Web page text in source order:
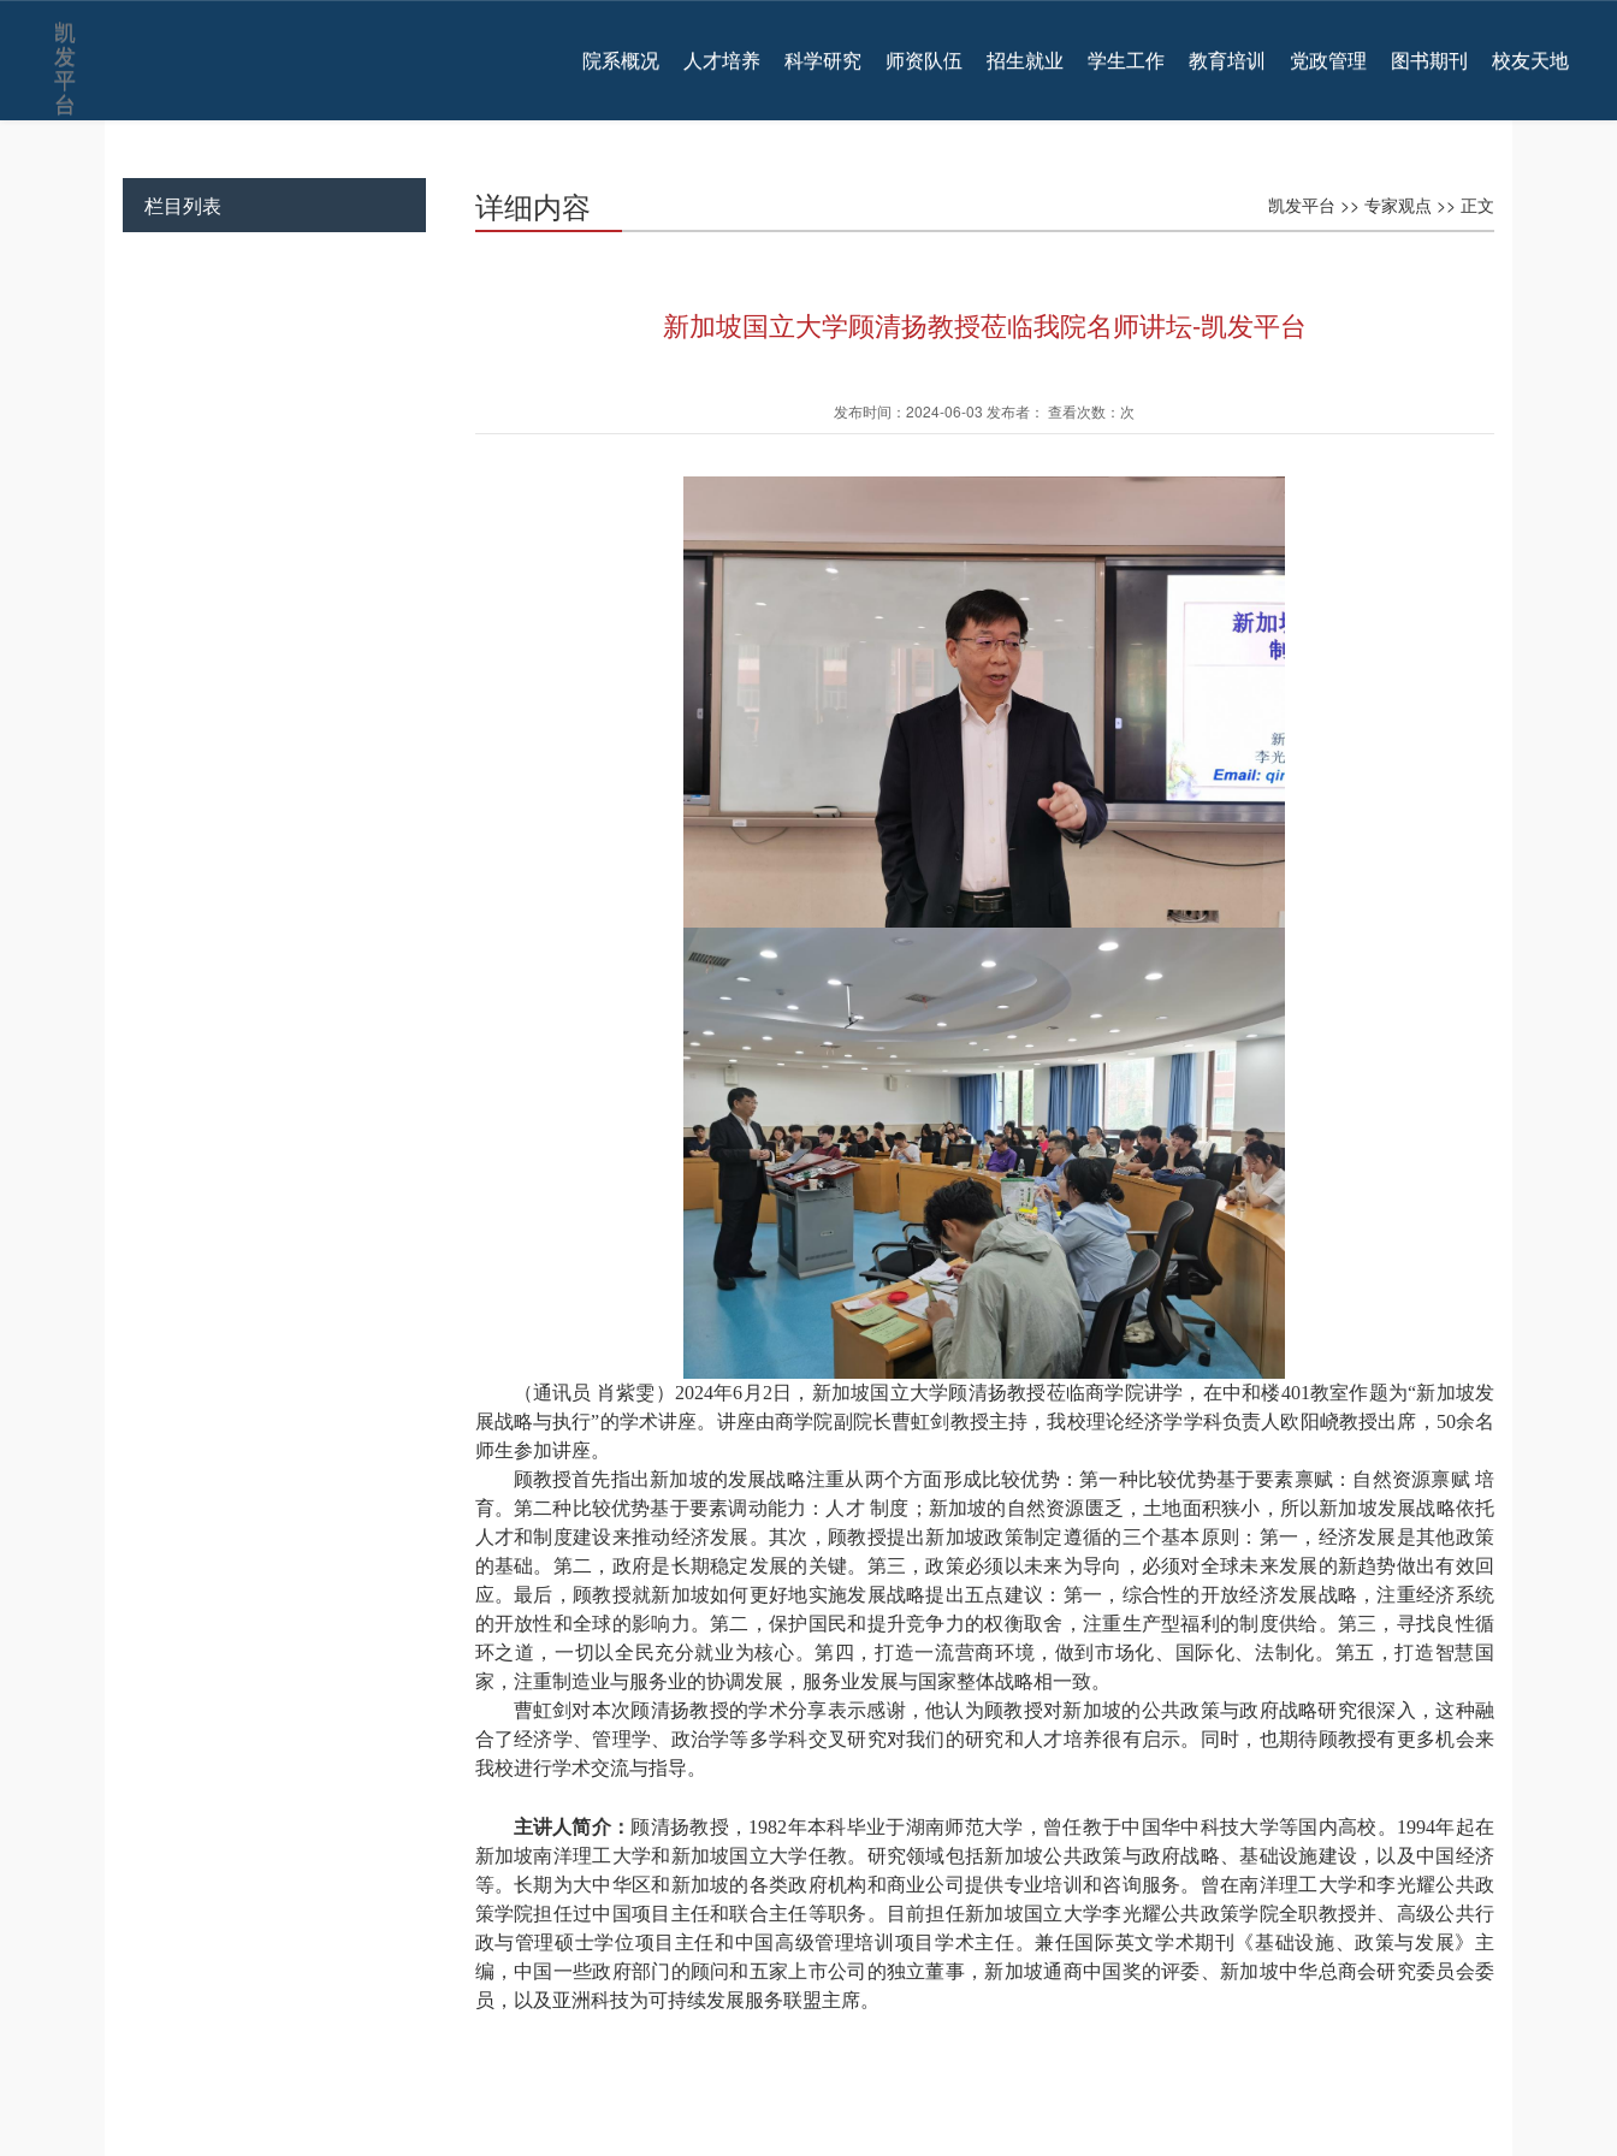
凯
发
平
台
院系概况 人才培养 科学研究 师资队伍 招生就业 学生工作 教育培训 党政管理 图书期刊 校友天地
栏目列表 凯发平台 >> 专家观点 >> 正文
详细内容
新加坡国立大学顾清扬教授莅临我院名师讲坛-凯发平台
发布时间：2024-06-03 发布者： 查看次数：次
（通讯员 肖紫雯）2024年6月2日，新加坡国立大学顾清扬教授莅临商学院讲学，在中和楼401教室作题为“新加坡发
展战略与执行”的学术讲座。讲座由商学院副院长曹虹剑教授主持，我校理论经济学学科负责人欧阳峣教授出席，50余名
师生参加讲座。
顾教授首先指出新加坡的发展战略注重从两个方面形成比较优势：第一种比较优势基于要素禀赋：自然资源禀赋 培
育。第二种比较优势基于要素调动能力：人才 制度；新加坡的自然资源匮乏，土地面积狭小，所以新加坡发展战略依托
人才和制度建设来推动经济发展。其次，顾教授提出新加坡政策制定遵循的三个基本原则：第一，经济发展是其他政策
的基础。第二，政府是长期稳定发展的关键。第三，政策必须以未来为导向，必须对全球未来发展的新趋势做出有效回
应。最后，顾教授就新加坡如何更好地实施发展战略提出五点建议：第一，综合性的开放经济发展战略，注重经济系统
的开放性和全球的影响力。第二，保护国民和提升竞争力的权衡取舍，注重生产型福利的制度供给。第三，寻找良性循
环之道，一切以全民充分就业为核心。第四，打造一流营商环境，做到市场化、国际化、法制化。第五，打造智慧国
家，注重制造业与服务业的协调发展，服务业发展与国家整体战略相一致。
曹虹剑对本次顾清扬教授的学术分享表示感谢，他认为顾教授对新加坡的公共政策与政府战略研究很深入，这种融
合了经济学、管理学、政治学等多学科交叉研究对我们的研究和人才培养很有启示。同时，也期待顾教授有更多机会来
我校进行学术交流与指导。
主讲人简介： 顾清扬教授，1982年本科毕业于湖南师范大学，曾任教于中国华中科技大学等国内高校。1994年起在
新加坡南洋理工大学和新加坡国立大学任教。研究领域包括新加坡公共政策与政府战略、基础设施建设，以及中国经济
等。长期为大中华区和新加坡的各类政府机构和商业公司提供专业培训和咨询服务。曾在南洋理工大学和李光耀公共政
策学院担任过中国项目主任和联合主任等职务。目前担任新加坡国立大学李光耀公共政策学院全职教授并、高级公共行
政与管理硕士学位项目主任和中国高级管理培训项目学术主任。兼任国际英文学术期刊《基础设施、政策与发展》主
编，中国一些政府部门的顾问和五家上市公司的独立董事，新加坡通商中国奖的评委、新加坡中华总商会研究委员会委
员，以及亚洲科技为可持续发展服务联盟主席。